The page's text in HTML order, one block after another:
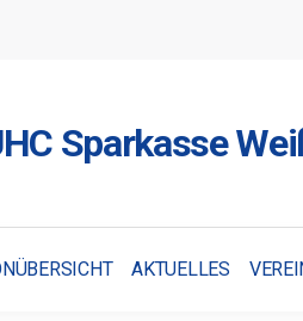
Sparkasse
AKTUELLES